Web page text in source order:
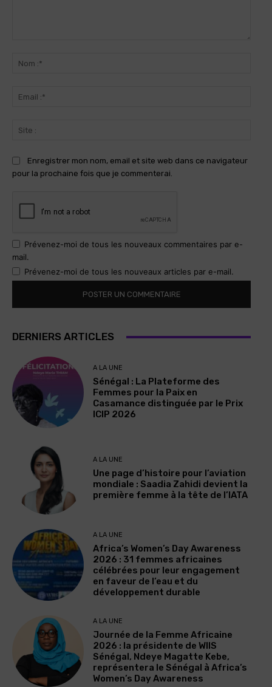
Enregistrer mon nom, email et site web dans ce navigateur
pour la prochaine fois que je commenterai.
Prévenez-moi de tous les nouveaux commentaires par e-
mail.
Prévenez-moi de tous les nouveaux articles par e-mail.
DERNIERS ARTICLES
A LA UNE
Sénégal : La Plateforme des
Femmes pour la Paix en
Casamance distinguée par le Prix
ICIP 2026
A LA UNE
Une page d’histoire pour l’aviation
mondiale : Saadia Zahidi devient la
première femme à la tête de l’IATA
A LA UNE
Africa’s Women’s Day Awareness
2026 : 31 femmes africaines
célébrées pour leur engagement
en faveur de l’eau et du
développement durable
A LA UNE
Journée de la Femme Africaine
2026 : la présidente de WIIS
Sénégal, Ndeye Magatte Kebe,
représentera le Sénégal à Africa’s
Women’s Day Awareness